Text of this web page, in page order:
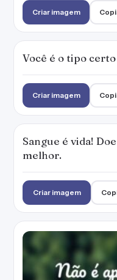
Criar imagem
Você é o tipo
Criar imagem
Sangue é vida!
melhor.
Criar imagem